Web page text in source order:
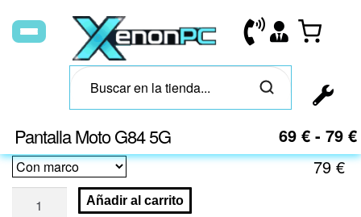
Pantalla Moto G84 5G 69 € - 79 €
79€
Añadir al carrito